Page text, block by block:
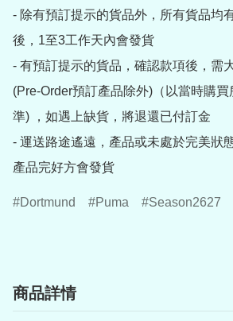
- 除有預訂提示的貨品外，所有貨品均
後，1至3工作天內會發貨
- 有預訂提示的貨品，確認款項後，需
(Pre-Order預訂產品除外)（以當時購
準) ，如遇上缺貨，將退還已付訂金
- 運送路途遙遠，產品或未處於完美狀
產品完好方會發貨
Dortmund Puma Season2627
商品詳情